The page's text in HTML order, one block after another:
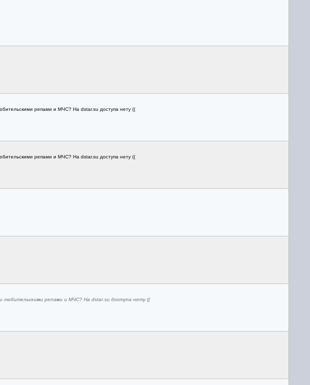
репами и МЧС? На dstar.su доступа нету ((
репами и МЧС? На dstar.su доступа нету ((
любительскими репами и МЧС? На dstar.su доступа нету ((